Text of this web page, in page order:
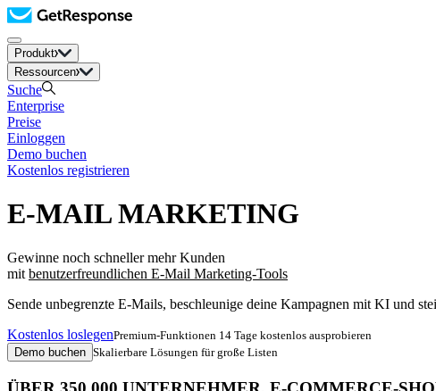
Produkt
Ressourcen
Suche
Enterprise
Preise
Einloggen
Demo buchen
Kostenlos registrieren
E-MAIL MARKETING
Gewinne noch schneller mehr Kunden
mit benutzerfreundlichen E-Mail Marketing-Tools
Sende unbegrenzte E-Mails, beschleunige deine Kampagnen mit KI und
Kostenlos loslegenPremium-Funktionen 14 Tage kostenlos ausprobieren
Demo buchen Skalierbare Lösungen für große Listen